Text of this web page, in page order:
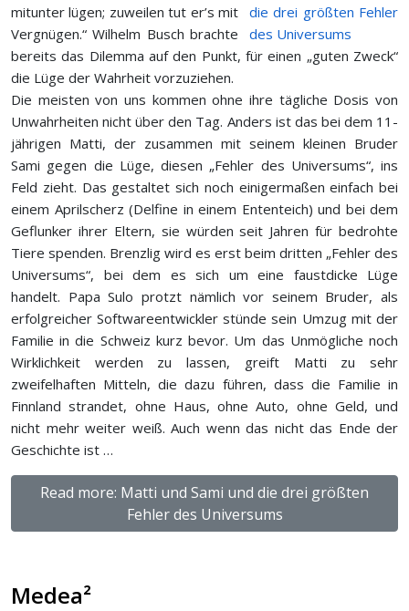
mitunter lügen; zuweilen tut er’s mit
Vergnügen.“ Wilhelm Busch brachte
bereits das Dilemma auf den Punkt, für einen „guten Zweck“
die Lüge der Wahrheit vorzuziehen.
Die meisten von uns kommen ohne ihre tägliche Dosis von
Unwahrheiten nicht über den Tag. Anders ist das bei dem 11-
jährigen Matti, der zusammen mit seinem kleinen Bruder
Sami gegen die Lüge, diesen „Fehler des Universums“, ins
Feld zieht. Das gestaltet sich noch einigermaßen einfach bei
einem Aprilscherz (Delfine in einem Ententeich) und bei dem
Geflunker ihrer Eltern, sie würden seit Jahren für bedrohte
Tiere spenden. Brenzlig wird es erst beim dritten „Fehler des
Universums“, bei dem es sich um eine faustdicke Lüge
handelt. Papa Sulo protzt nämlich vor seinem Bruder, als
erfolgreicher Softwareentwickler stünde sein Umzug mit der
Familie in die Schweiz kurz bevor. Um das Unmögliche noch
Wirklichkeit werden zu lassen, greift Matti zu sehr
zweifelhaften Mitteln, die dazu führen, dass die Familie in
Finnland strandet, ohne Haus, ohne Auto, ohne Geld, und
nicht mehr weiter weiß. Auch wenn das nicht das Ende der
Geschichte ist …
Read more: Matti und Sami und die drei größten
Fehler des Universums
Medea²